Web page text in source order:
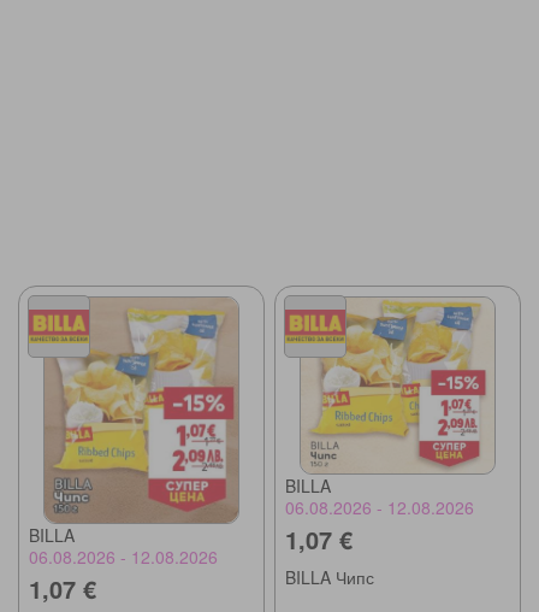
BILLA
06.08.2026 - 12.08.2026
1,07 €
BILLA
06.08.2026 - 12.08.2026
1,07 €
BILLA Чипс